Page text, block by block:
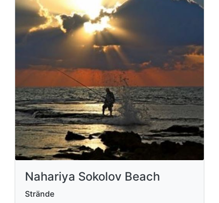
Nahariya Sokolov Beach
Strände